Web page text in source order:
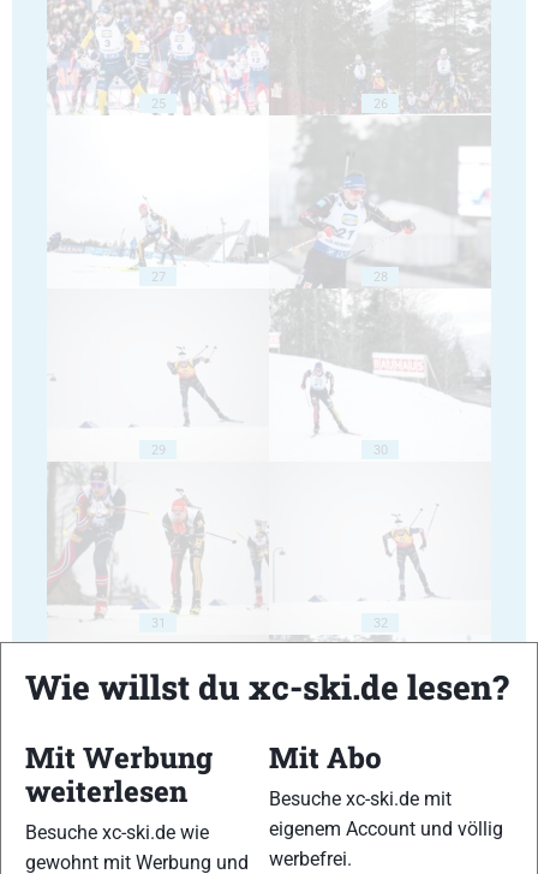
25 26
27 28
29 30
31 32
33 34
Wie willst du xc-ski.de lesen?
Mit Werbung
weiterlesen
Besuche xc-ski.de wie
gewohnt mit Werbung und
Mit Abo
Besuche xc-ski.de mit
eigenem Account und völlig
werbefrei.